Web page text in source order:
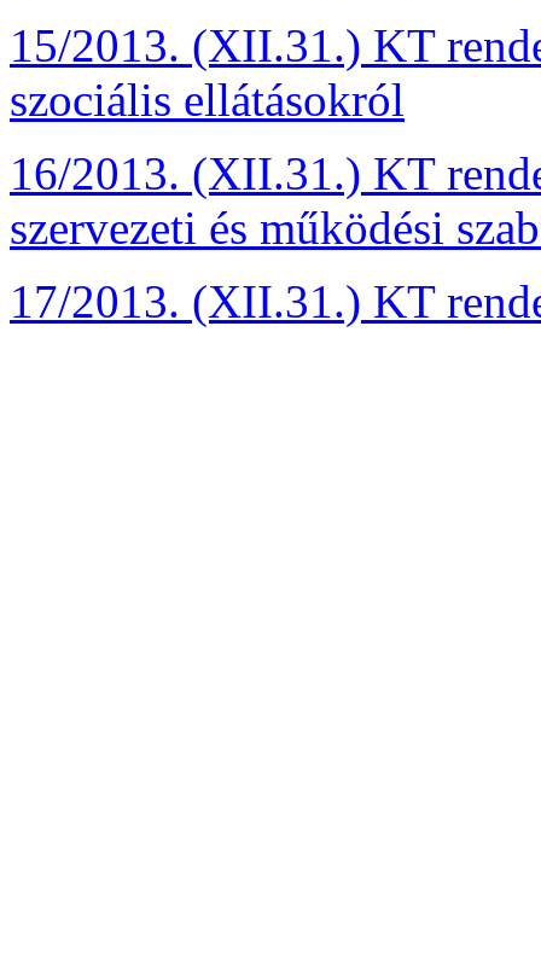
15/2013. (XII.31.) KT
szociális ellátásokról
16/2013. (XII.31.) KT
szervezeti és működési
17/2013. (XII.31.) KT